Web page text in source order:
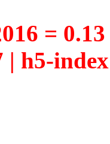
=
| h5-